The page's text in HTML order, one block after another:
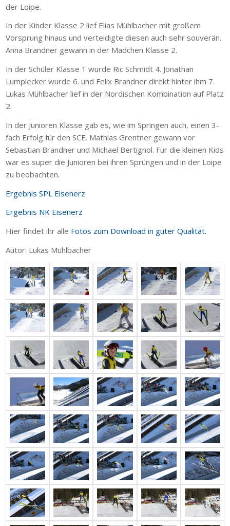
der Loipe.
In der Kinder Klasse 2 lief Elias Mühlbacher mit großem
Vorsprung hinaus und verteidigte diesen auch sehr souverän.
Anna Brandner gewann in der Mädchen Klasse 2.
In der Schüler Klasse 1 wurde Ric Schmidt 4. Jonathan
Lumplecker wurde 6. und Felix Brandner direkt hinter ihm 7.
Lukas Mühlbacher lief in der Nordischen Kombination auf Platz
2.
In der Junioren Klasse gab es, wie im Springen auch, einen 3-
fach Erfolg für den SCE. Mathias Grentner gewann vor
Sebastian Brandner und Michael Bertignol. Für die kleinen Kids
war es super die Junioren bei ihren Sprüngen und in der Loipe
zu beobachten.
Ergebnis SPL Eisenerz
Ergebnis NK Eisenerz
Hier findet ihr alle Fotos zum Download in guter Qualität.
Autor: Lukas Mühlbacher